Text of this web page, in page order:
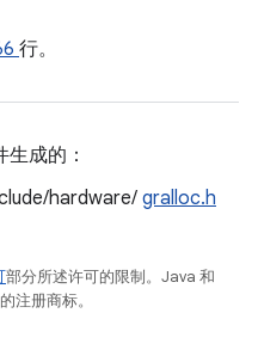
行。
成的：
hardware/ gralloc.h
部分所述许可的限制。Java 和
注册商标。